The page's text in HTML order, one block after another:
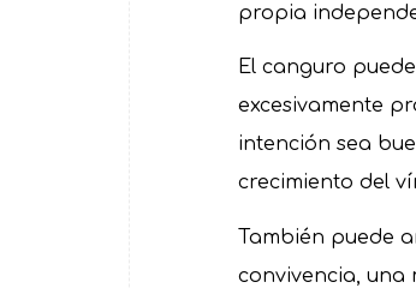
propia
El canguro
excesivamente
intención sea
crecimiento del
También puede
convivencia, una